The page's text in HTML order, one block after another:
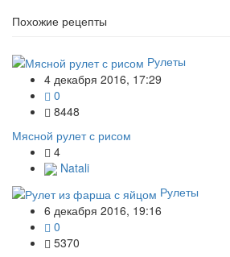
Похожие рецепты
Рулеты
4 декабря 2016, 17:29
0
8448
Мясной рулет с рисом
4
Natali
Рулеты
6 декабря 2016, 19:16
0
5370